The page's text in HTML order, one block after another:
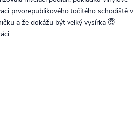
prvorepublikového točitého schodiště v
a že dokážu být velký vysírka 😇